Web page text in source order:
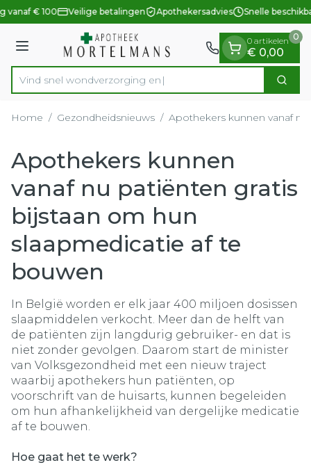
Ga naar de inhoud
1 van 1
vanaf € 100 Veilige betalingen Apothekersadvies Snelle
Menu
Product, merk, categorie...
Vind snel wondverzor Zoek
0 artikelen
€ 0,00
0
Home / Gezondheidsnieuws / Apothekers kunnen vanaf
Apothekers kunnen
vanaf nu patiënten gratis
bijstaan om hun
slaapmedicatie af te
bouwen
In België worden er elk jaar 400 miljoen dosissen
slaapmiddelen verkocht. Meer dan de helft van
de patiënten zijn langdurig gebruiker- en dat is
niet zonder gevolgen. Daarom start de minister
van Volksgezondheid met een nieuw traject
waarbij apothekers hun patiënten, op
voorschrift van de huisarts, kunnen begeleiden
om hun afhankelijkheid van dergelijke medicatie
af te bouwen.
Hoe gaat het te werk?